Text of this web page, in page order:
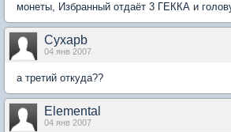
монеты, Избранный отдаёт 3 ГЕККА и
Cyxapb
04 янв 2007
а третий откуда??
Elemental
04 янв 2007